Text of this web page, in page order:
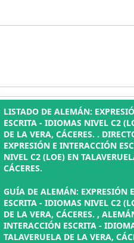
LISTADO DE ALEMÁN:
ESCRITA - IDIOMAS NIVEL C2
DE LA VERA, CÁCERES. .
EXPRESIÓN E INTERACCIÓN
NIVEL C2 (LOE) EN
CÁCERES.
GUÍA DE ALEMÁN: EXPRESIÓN
ESCRITA - IDIOMAS NIVEL C2
DE LA VERA, CÁCERES. ,
INTERACCIÓN ESCRITA -
TALAVERUELA DE LA VERA,